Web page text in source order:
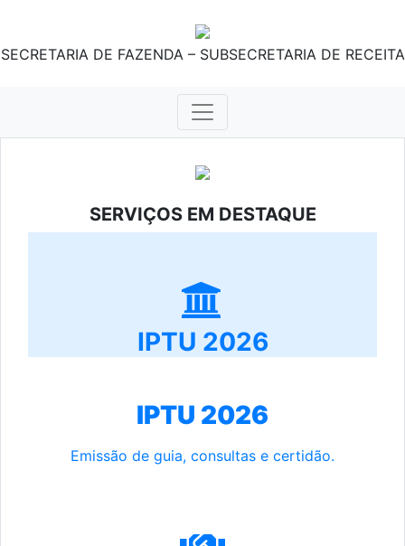
SECRETARIA DE FAZENDA – SUBSECRETARIA DE RECEITA
SERVIÇOS EM DESTAQUE
IPTU 2026
IPTU 2026
Emissão de guia, consultas e certidão.